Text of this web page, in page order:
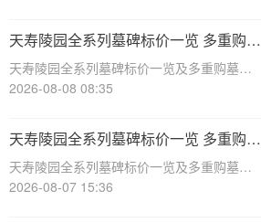
担，天寿陵园特别推出了单人墓碑分期优惠
政策。本文将详细介绍这一政策的背景、目
的、具体方
天寿陵园全系列墓碑标价一览 多重购墓
优惠限时申领活动详解
天寿陵园全系列墓碑标价一览及多重购墓优
惠限时申领活动详解☎ 天寿陵园电话:400-
一，一直以其优质的服务和优美的环境著
称。为了满足不同客户的需求，天寿陵
2026-08-08 08:35
天寿陵园全系列墓碑标价一览 多重购墓
优惠限时申领政策详解
天寿陵园全系列墓碑标价一览及多重购墓优
惠限时申领政策详解☎ 天寿陵园电话:400-
2026-08-07 15:36